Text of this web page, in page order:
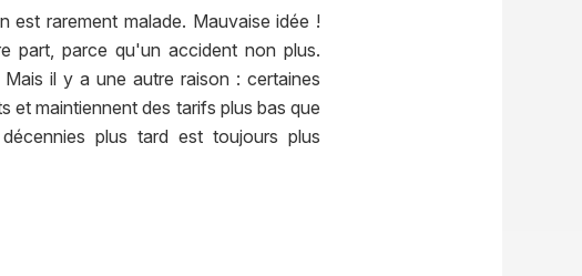
rarement malade. Mauvaise idée !
part, parce qu'un accident non plus.
il y a une autre raison : certaines
et maintiennent des tarifs plus bas que
plus tard est toujours plus